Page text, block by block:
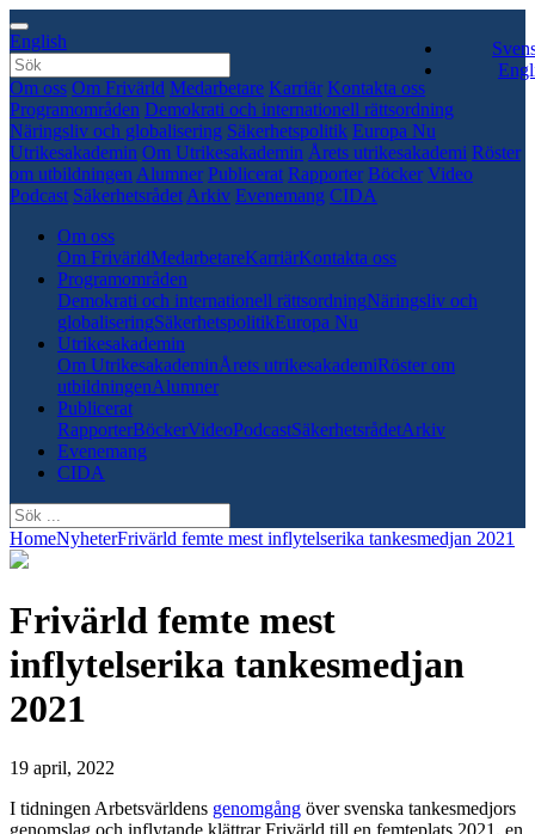
English
Om oss Om Frivärld Medarbetare Karriär Kontakta oss
Programområden Demokrati och internationell rättsordning
Näringsliv och globalisering Säkerhetspolitik Europa Nu
Utrikesakademin Om Utrikesakademin Årets utrikesakademi Röster
om utbildningen Alumner Publicerat Rapporter Böcker Video
Podcast Säkerhetsrådet Arkiv Evenemang CIDA
Om oss
Om FrivärldMedarbetareKarriärKontakta oss
Programområden
Demokrati och internationell rättsordningNäringsliv och
globaliseringSäkerhetspolitikEuropa Nu
Utrikesakademin
Om UtrikesakademinÅrets utrikesakademiRöster om
utbildningenAlumner
Publicerat
RapporterBöckerVideoPodcastSäkerhetsrådetArkiv
Evenemang
CIDA
HomeNyheterFrivärld femte mest inflytelserika tankesmedjan 2021
Frivärld femte mest
inflytelserika tankesmedjan
2021
19 april, 2022
I tidningen Arbetsvärldens genomgång över svenska tankesmedjors
genomslag och inflytande klättrar Frivärld till en femteplats 2021, en